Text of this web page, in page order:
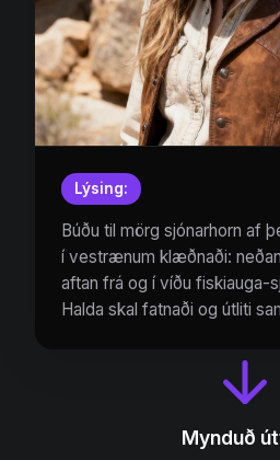
Lýsing:
Búðu til mörg sjónarhorn af
í vestrænum klæðnaði:
aftan frá og í víðu fiskiauga-
Halda skal fatnaði og útliti
Mynduð